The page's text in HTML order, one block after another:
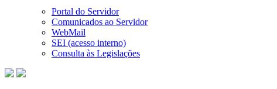
Portal do Servidor
Comunicados ao Servidor
WebMail
SEI (acesso interno)
Consulta às Legislações